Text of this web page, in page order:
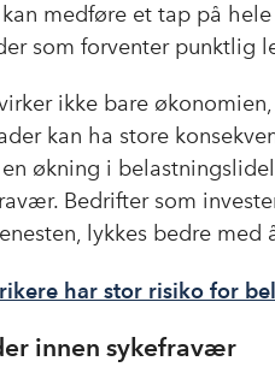
kan medføre et tap på
som forventer punktlig
ikke bare
kan ha store
økning i
Bedrifter som
lykkes bedre
har stor risiko for
innen sykefravær